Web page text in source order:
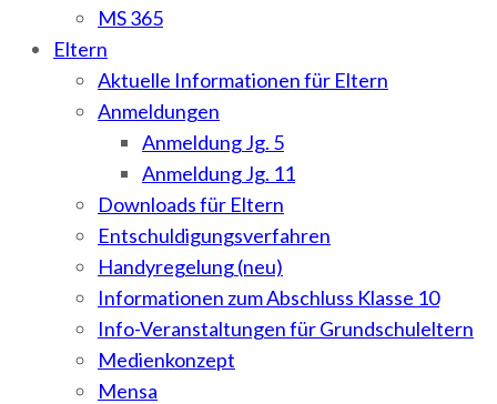
MS 365
Eltern
Aktuelle Informationen für Eltern
Anmeldungen
Anmeldung Jg. 5
Anmeldung Jg. 11
Downloads für Eltern
Entschuldigungsverfahren
Handyregelung (neu)
Informationen zum Abschluss Klasse 10
Info-Veranstaltungen für Grundschuleltern
Medienkonzept
Mensa